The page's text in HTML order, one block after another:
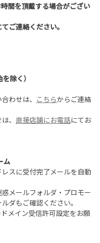
間を頂戴する場合がござい
ご連絡ください。
除く）
わせは、 こちらからご連絡
、 直接店舗にお電話にてお
ム
スに受付完了メールを自動
メールフォルダ・プロモー
ダもご確認ください。
メイン受信許可設定をお願